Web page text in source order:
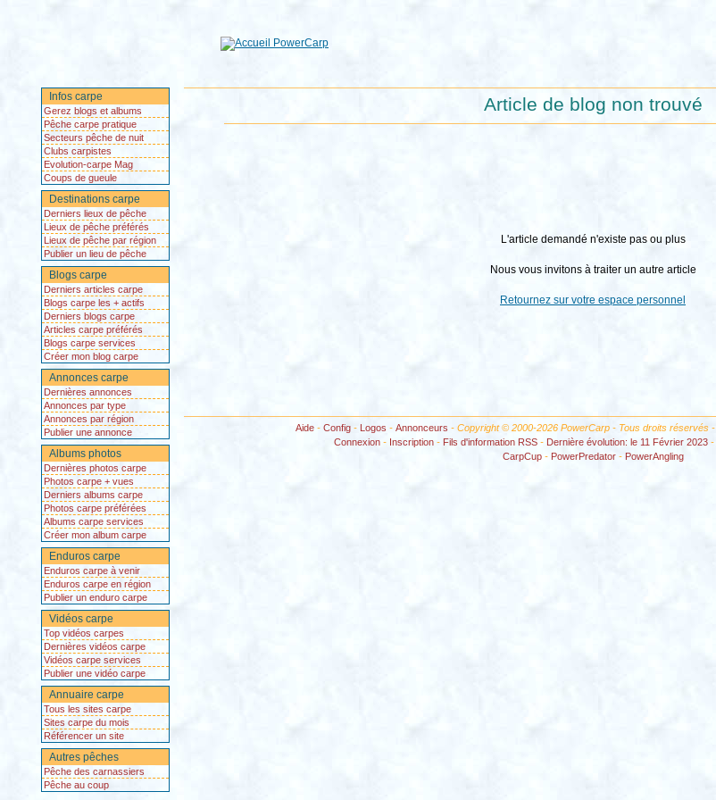
Infos carpe
Gerez blogs et albums
Pêche carpe pratique
Secteurs pêche de nuit
Clubs carpistes
Evolution-carpe Mag
Coups de gueule
Destinations carpe
Derniers lieux de pêche
Lieux de pêche préférés
Lieux de pêche par région
Publier un lieu de pêche
Blogs carpe
Derniers articles carpe
Blogs carpe les + actifs
Derniers blogs carpe
Articles carpe préférés
Blogs carpe services
Créer mon blog carpe
Annonces carpe
Dernières annonces
Annonces par type
Annonces par région
Publier une annonce
Albums photos
Dernières photos carpe
Photos carpe + vues
Derniers albums carpe
Photos carpe préférées
Albums carpe services
Créer mon album carpe
Enduros carpe
Enduros carpe à venir
Enduros carpe en région
Publier un enduro carpe
Vidéos carpe
Top vidéos carpes
Dernières vidéos carpe
Vidéos carpe services
Publier une vidéo carpe
Annuaire carpe
Tous les sites carpe
Sites carpe du mois
Référencer un site
Autres pêches
Pêche des carnassiers
Pêche au coup
Article de blog non trouvé
L'article demandé n'existe pas ou plus
Nous vous invitons à traiter un autre article
Retournez sur votre espace personnel
Aide- Config- Logos - Annonceurs - Copyright © 2000-2026 PowerCarp - Tous droits réservés -
Connexion - Inscription - Fils d'information RSS - Dernière évolution: le 11 Février 2023 -
CarpCup- PowerPredator- PowerAngling